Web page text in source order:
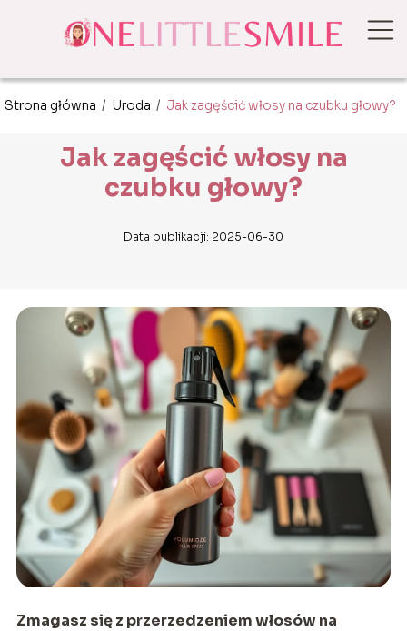
Strona główna / Uroda / Jak zagęścić włosy na czubku głowy?
Jak zagęścić włosy na
czubku głowy?
Data publikacji: 2025-06-30
Zmagasz się z przerzedzeniem włosów na